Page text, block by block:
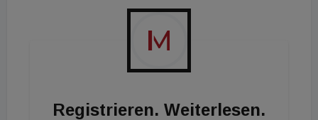
renommierten Referenten!"
Registrieren. Weiterlesen.